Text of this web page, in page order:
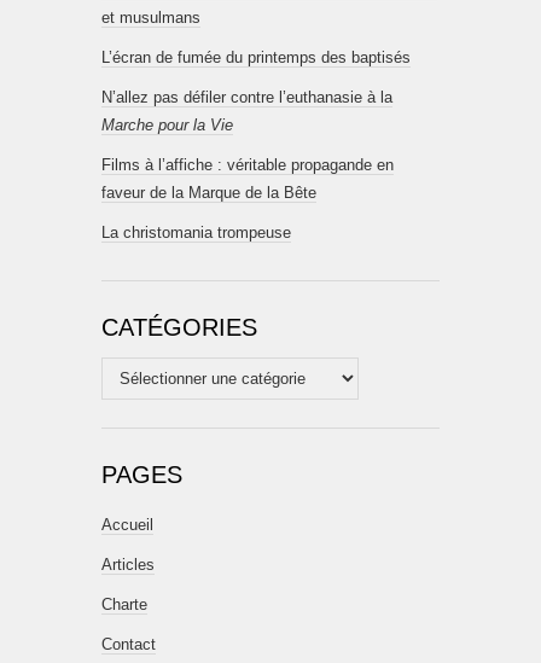
et musulmans
L’écran de fumée du printemps des baptisés
N’allez pas défiler contre l’euthanasie à la
Marche pour la Vie
Films à l’affiche : véritable propagande en
faveur de la Marque de la Bête
La christomania trompeuse
CATÉGORIES
Catégories
PAGES
Accueil
Articles
Charte
Contact